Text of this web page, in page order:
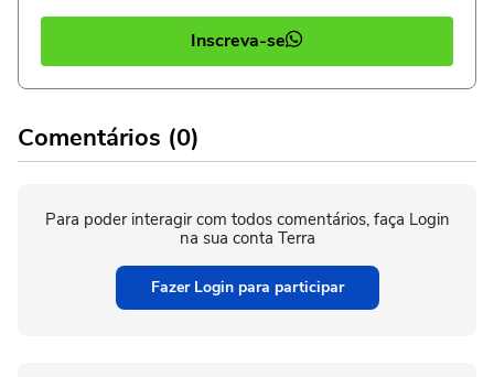
Inscreva-se
Comentários (0)
Para poder interagir com todos comentários, faça Login
na sua conta Terra
Fazer Login para participar